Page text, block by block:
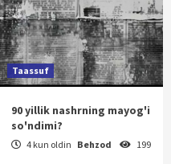
Taassuf
90 yillik nashrning mayog'i
so'ndimi?
4 kun oldin Behzod 199